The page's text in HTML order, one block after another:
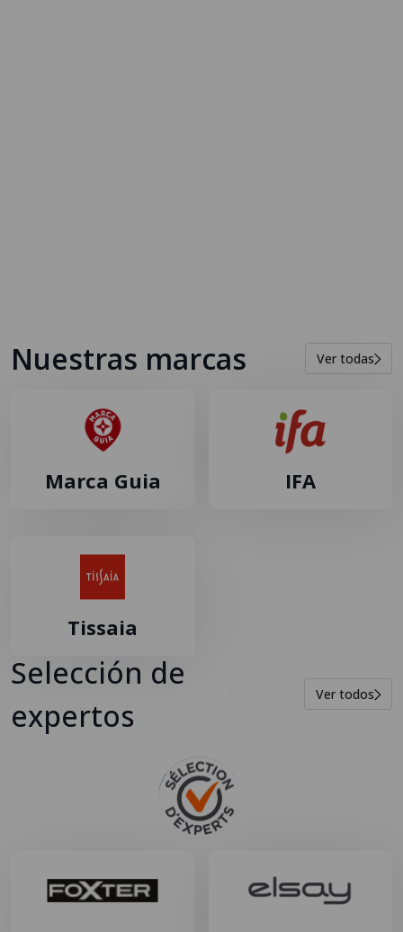
Nuestras marcas Ver todas
Marca Guia IFA
Tissaia
Selección de
expertos
Ver todos